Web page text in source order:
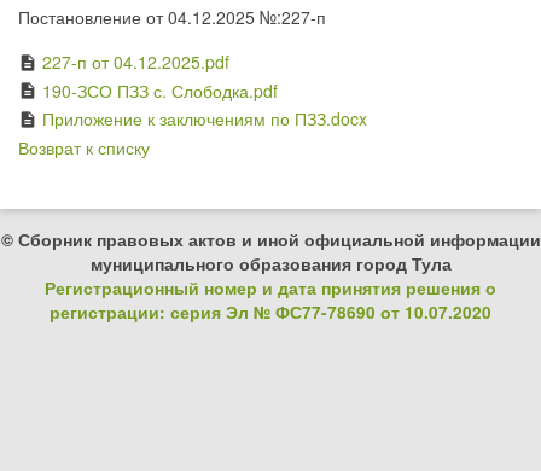
Постановление от 04.12.2025 №:227-п
description 227-п от 04.12.2025.pdf
description 190-ЗСО ПЗЗ с. Слободка.pdf
description Приложение к заключениям по ПЗЗ.docx
Возврат к списку
© Сборник правовых актов и иной официальной информации
муниципального образования город Тула
Регистрационный номер и дата принятия решения о
регистрации: серия Эл № ФС77-78690 от 10.07.2020